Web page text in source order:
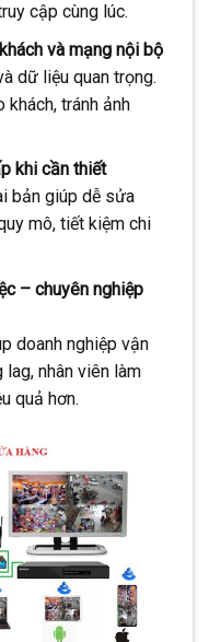
cập cùng lúc.
và mạng nội bộ
dữ liệu quan trọng.
khách, tránh ảnh
khi cần thiết
bản giúp dễ sửa
mô, tiết kiệm chi
– chuyên nghiệp
doanh nghiệp vận
nhân viên làm
quả hơn.